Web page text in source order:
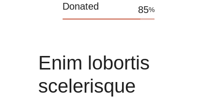
Donated 85%
Enim lobortis
scelerisque